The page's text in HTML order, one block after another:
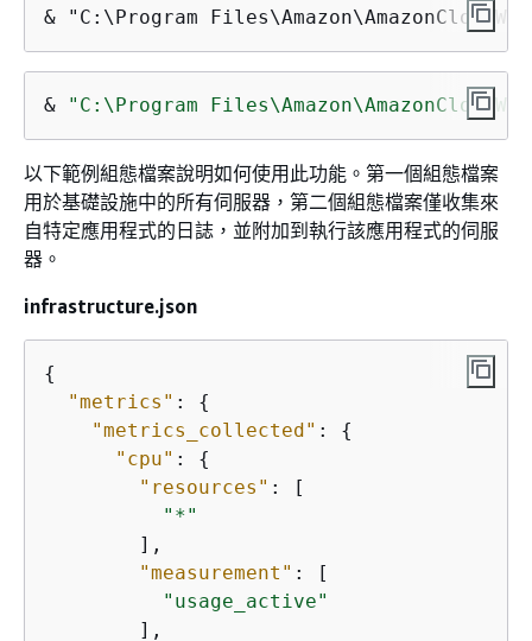
& "C:\Program
& "C:\Program
以下範例組態檔案說明如何使用此功能。第一個組態檔案
用於基礎設施中的所有伺服器，第二個組態檔案僅收集來
自特定應用程式的日誌，並附加到執行該應用程式的伺服
器。
infrastructure.json
{
"metrics" : {
"metrics_collected" : {
"cpu" : {
"resources" : [
"*"
        ],
"measurement" : [
"usage_active"
        ],